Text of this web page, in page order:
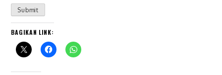
Submit
BAGIKAN LINK: